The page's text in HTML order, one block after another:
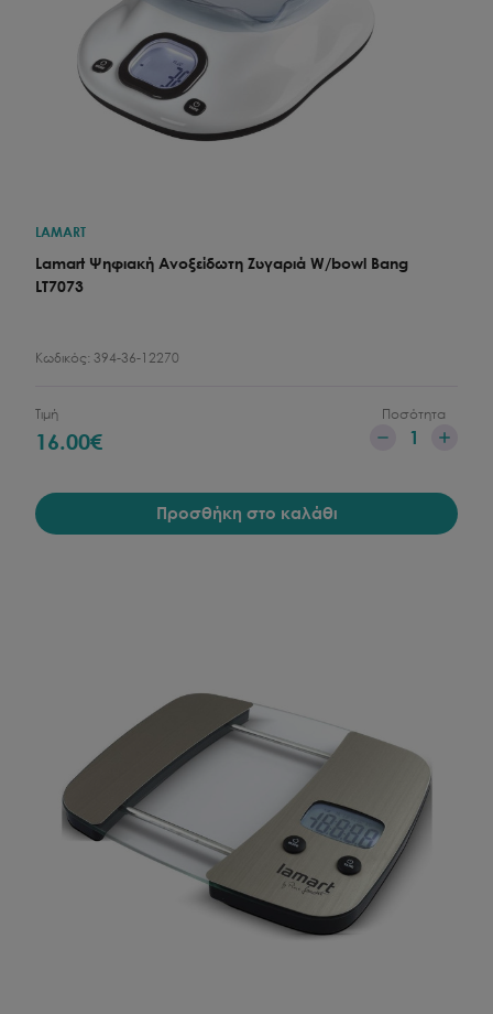
LAMART
Lamart Ψηφιακή Ανοξείδωτη Ζυγαριά W/bowl Bang
LT7073
Κωδικός: 394-36-12270
Τιμή
16.00€
Ποσότητα
1
Προσθήκη στο καλάθι